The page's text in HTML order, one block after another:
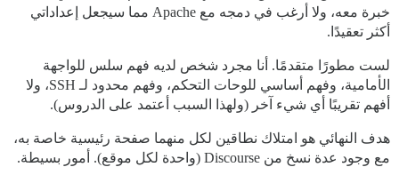
خبرة معه، ولا أرغب في دمجه مع Apache مما سيجعل إعداداتي
أكثر تعقيدًا.
لست مطورًا متقدمًا. أنا مجرد شخص لديه فهم سلس للواجهة
الأمامية، وفهم أساسي للوحات التحكم، وفهم محدود لـ SSH، ولا
أفهم تقريبًا أي شيء آخر (ولهذا السبب أعتمد على الدروس).
هدف النهائي هو امتلاك نطاقين لكل منهما صفحة رئيسية خاصة به،
مع وجود عدة نسخ من Discourse (واحدة لكل موقع). أمور بسيطة.